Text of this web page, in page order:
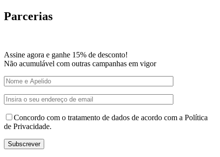
Parcerias
Assine agora e ganhe 15% de desconto!
Não acumulável com outras campanhas em vigor
Concordo com o tratamento de dados de acordo com a Política
de Privacidade.